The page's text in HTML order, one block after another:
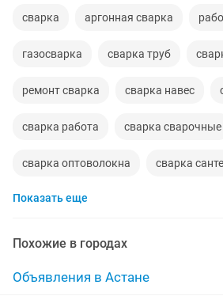
сварка аргонная сварка
газосварка сварка труб
ремонт сварка сварка навес
сварка работа сварка сварочные
сварка оптоволокна сварка
сварщика сварка
Показать еще
Похожие в городах
Объявления в Астане